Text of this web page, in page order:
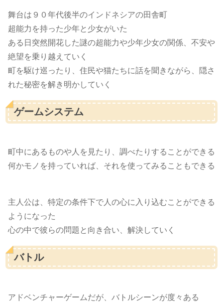
舞台は９０年代後半のインドネシアの田舎町
超能力を持った少年と少女がいた
ある日突然開花した謎の超能力や少年少女の関係、不安や
絶望を乗り越えていく
町を駆け巡ったり、住民や猫たちに話を聞きながら、隠さ
れた秘密を解き明かしていく
ゲームシステム
町中にあるものや人を見たり、調べたりすることができる
何かモノを持っていれば、それを使ってみることもできる
主人公は、特定の条件下で人の心に入り込むことができる
ようになった
心の中で彼らの問題と向き合い、解決していく
バトル
アドベンチャーゲームだが、バトルシーンが度々ある